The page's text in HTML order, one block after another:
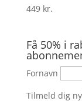
449 kr.
Få 50% i
Fornavn
Tilmeld dig